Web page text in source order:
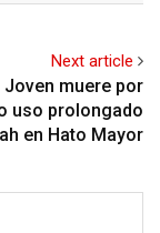
Next article
Joven muere por
uso prolongado
en Hato Mayor